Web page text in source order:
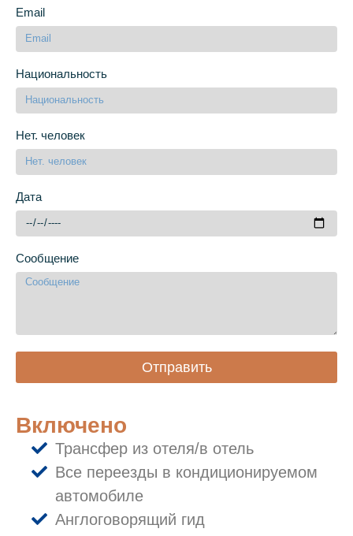
Email
Национальность
Нет. человек
Дата
Сообщение
Отправить
Включено
Трансфер из отеля/в отель
Все переезды в кондиционируемом
автомобиле
Англоговорящий гид